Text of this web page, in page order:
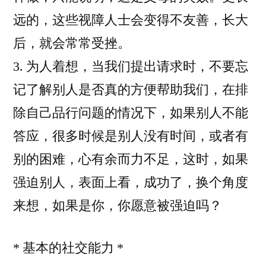
远的，这些视障人士会变得不友善，长大
后，就会常常受挫。
3. 为人着想，当我们提出请求时，不要忘
记了解别人是否真的方便帮助我们，在排
除自己品行问题的情况下，如果别人不能
答应，很多时候是别人没有时间，或者有
别的困难，心有余而力不足，这时，如果
强迫别人，表面上看，成功了，换个角度
来想，如果是你，你愿意被强迫吗？
* 基本的社交能力 *